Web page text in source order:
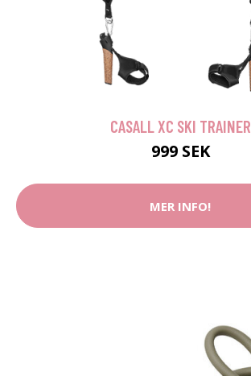
CASALL XC SKI TRAINER
999 SEK
MER INFO!